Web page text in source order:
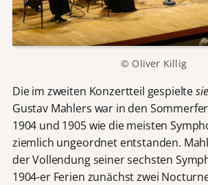
© Oliver Killig
Die im zweiten Konzertteil gespielte
Gustav Mahlers war in den
1904 und 1905 wie die meisten
ziemlich ungeordnet entstanden.
der Vollendung seiner sechsten
1904-er Ferien zunächst zwei